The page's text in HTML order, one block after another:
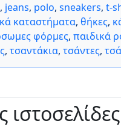
, jeans, polo, sneakers, t-
καταστήματα, θήκες,
φόρμες, παιδικά
, τσαντάκια, τσάντες,
ιστοσελίδες